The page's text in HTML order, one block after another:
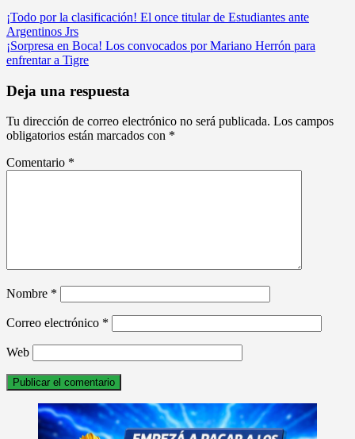
Navegación
de
entradas
¡Todo por la clasificación! El once titular de Estudiantes ante
Argentinos Jrs
¡Sorpresa en Boca! Los convocados por Mariano Herrón para
enfrentar a Tigre
Deja una respuesta
Tu dirección de correo electrónico no será publicada. Los campos
obligatorios están marcados con *
Comentario *
Nombre *
Correo electrónico *
Web